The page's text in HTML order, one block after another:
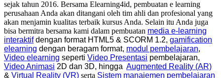
sejak tahun 2016. Bersama Elearning4id, pembuatan e learning
perusahaan Anda akan ditangani oleh tim ahli dan profesional yang
akan menjamin kualitas terbaik kursus Anda. Selain itu Anda juga
bisa bermitra bersama kami dalam pembuatan media e-learning
interaktifdengan format HTML5 & SCORM 1.2, gamification
elearning dengan beragam format, modul pembelajaran,
Video elearning seperti Video Presentasi pembelajaran,
Video Animasi 2D dan 3D, hingga Augmented Reality (AR)
& Virtual Reality (VR) serta Sistem manajemen pembelajaran